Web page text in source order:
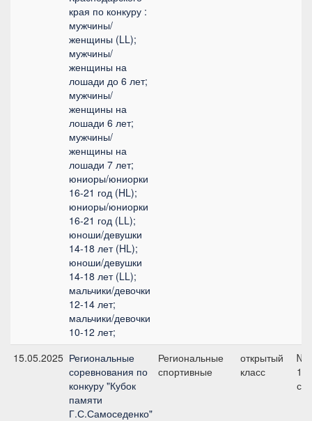
края по конкуру :
мужчины/
женщины (LL);
мужчины/
женщины на
лошади до 6 лет;
мужчины/
женщины на
лошади 6 лет;
мужчины/
женщины на
лошади 7 лет;
юниоры/юниорки
16-21 год (HL);
юниоры/юниорки
16-21 год (LL);
юноши/девушки
14-18 лет (HL);
юноши/девушки
14-18 лет (LL);
мальчики/девочки
12-14 лет;
мальчики/девочки
10-12 лет;
15.05.2025 Региональные
соревнования по
конкуру "Кубок
памяти
Г.С.Самоседенко"
Региональные
спортивные
открытый
класс
см